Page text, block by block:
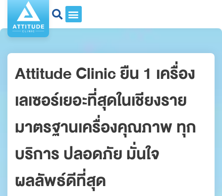
Attitude Clinic ยืน 1 เครื่อง
เลเซอร์เยอะที่สุดในเชียงราย
มาตรฐานเครื่องคุณภาพ ทุก
บริการ ปลอดภัย มั่นใจ
ผลลัพธ์ดีที่สุด